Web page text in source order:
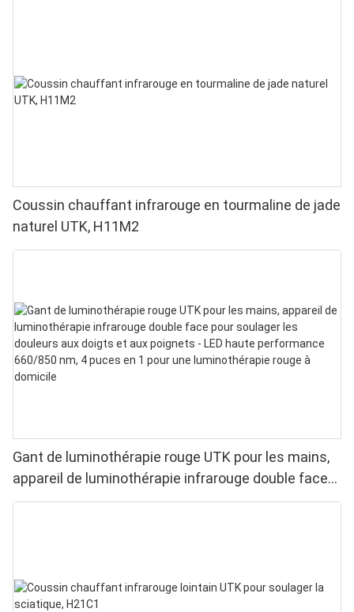
Coussin chauffant infrarouge en tourmaline de jade
naturel UTK, H11M2
Gant de luminothérapie rouge UTK pour les mains,
appareil de luminothérapie infrarouge double face
pour soulager les douleurs aux doigts et aux